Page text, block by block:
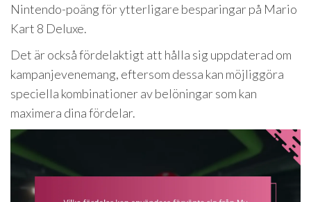
Nintendo-poäng för ytterligare besparingar på Mario
Kart 8 Deluxe.
Det är också fördelaktigt att hålla sig uppdaterad om
kampanjevenemang, eftersom dessa kan möjliggöra
speciella kombinationer av belöningar som kan
maximera dina fördelar.